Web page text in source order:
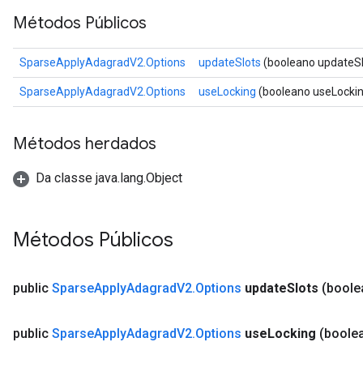
Métodos Públicos
SparseApplyAdagradV2.Options updateSlots (booleano
SparseApplyAdagradV2.Options useLocking (booleano
Métodos herdados
Da classe java.lang.Object
Métodos Públicos
public SparseApplyAdagradV2.Options updateSlots
public SparseApplyAdagradV2.Options useLocking